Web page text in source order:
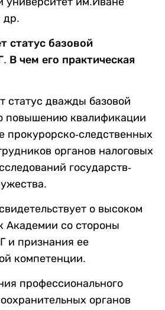
др.
статус базовой
В чем его практическая
статус дважды базовой
повышению квалификации
прокурорско-следственных
органов налоговых
государств-
о высоком
Академии со стороны
и признания ее
компетенции.
профессионального
органов